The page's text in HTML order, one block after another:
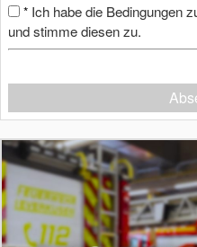
* Ich habe die Bedingungen
und stimme diesen zu.